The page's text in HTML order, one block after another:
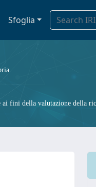
Sfoglia
ai fini della valutazione della